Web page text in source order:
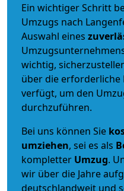
Ein wichtiger Schritt
Umzugs nach
Auswahl eines
wichtig,
über die
verfügt, um den
durchzuführen.
Bei uns können Sie
umziehen, sei es als
kompletter Umzug.
wir über die Jahre
deutschlandweit und